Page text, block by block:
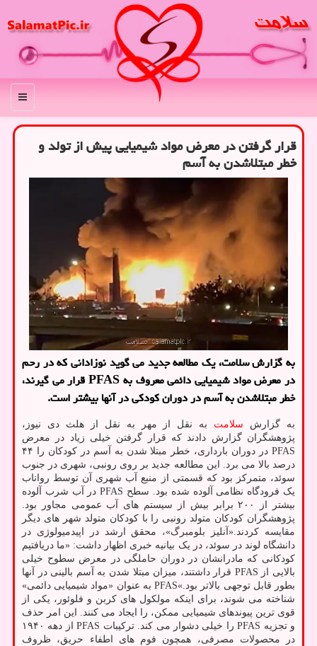
منو
قرار گرفتن در معرض مواد شیمیایی پیش از تولد و
خطر مبتلاشدن به آسم
به گزارش سلامت، یک مطالعه جدید می گوید نوزادانی که در رحم
در معرض مواد شیمیایی دائمی معروف به PFAS قرار می گیرند،
خطر مبتلاشدن به آسم در دوران کودکی در آنها بیشتر است.
به گزارش سلامت به نقل از مهر به نقل از هلث دی نیوز،
پژوهشگران گزارش دادند که قرار گرفتن خیلی زیاد در معرض
PFAS در دوران بارداری، خطر مبتلا شدن به آسم در کودکان را ۴۴
درصد بالا می برد. این مطالعه جدید بر روی رونبی، شهری در جنوب
سوئد، متمرکز بود که قسمتی از منبع آب شهری آن توسط رواناب
یک فرودگاه نظامی آلوده شده بود. سطح PFAS در آب شرب آلوده
بیشتر از ۲۰۰ برابر بیش از سیستم های آب عمومی مجاور بود.
پژوهشگران کودکان متولد رونبی را با کودکان متولد شهر های دیگر
مقایسه کردند.«آنلیز بلومبرگ»، محقق ارشد در اپیدمیولوژی در
دانشگاه لوند در سوئد، در یک بیانیه خبری اظهار داشت: «ما دریافتیم
کودکانی که مادرانشان در دوران حاملگی در معرض سطوح خیلی
بالایی از PFAS قرار داشتند، میزان مبتلا شدن به آسم بالینی در آنها
بطور قابل توجهی بالاتر بود.»PFAS به عنوان «مواد شیمیایی دائمی»
شناخته می شوند، برای اینکه مولکول های کربن و فلوئور، یکی از
قوی ترین پیوندهای شیمیایی ممکن، را ایجاد می کنند. این امر حذف
و تجزیه PFAS را خیلی دشوار می کند. ترکیبات PFAS از دهه ۱۹۴۰
در محصولات مصرفی، همچون فوم های اطفاء حریق، ظروف